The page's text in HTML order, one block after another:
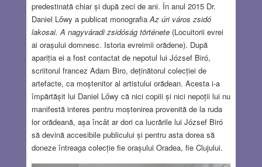
predestinată chiar și după zeci de ani. În anul 2015 Dr.
Daniel Lőwy a publicat monografia Az úri város zsidó
lakosai. A nagyváradi zsidóság története (Locuitorii evrei
ai orașului domnesc. Istoria evreimii orădene). După
apariția ei a fost contactat de nepotul lui József Biró,
scriitorul francez Adam Biro, deținătorul colecției de
artefacte, ca moștenitor al artistului orădean. Acesta i-a
împărtășit lui Daniel Lőwy că nici copiii și nici nepoții lui nu
manifestă interes pentru moștenirea provenită de la ruda
lor orădeană, așa încât ar dori ca lucrările lui József Biró
să devină accesibile publicului și pentru asta dorea să
doneze întreaga colecție fie orașului Oradea, fie Clujului.